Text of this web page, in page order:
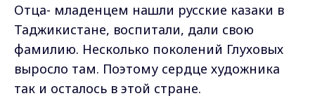
Отца- младенцем нашли русские казаки в
Таджикистане, воспитали, дали свою
фамилию. Несколько поколений Глуховых
выросло там. Поэтому сердце художника
так и осталось в этой стране.